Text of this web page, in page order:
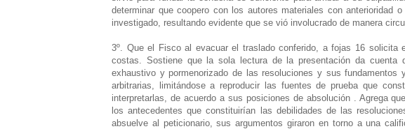
determinar que coopero con los autores materiales con anterioridad
investigado, resultando evidente que se vió involucrado de manera
3º. Que el Fisco al evacuar el traslado conferido, a fojas 16
costas. Sostiene que la sola lectura de la presentación da cuenta
exhaustivo y pormenorizado de las resoluciones y sus
arbitrarias, limitándose a reproducir las fuentes de prueba que
interpretarlas, de acuerdo a sus posiciones de absolución . Agrega
los antecedentes que constituirían las debilidades de las
absuelve al peticionario, sus argumentos giraron en torno a una